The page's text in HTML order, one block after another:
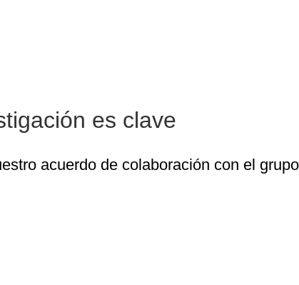
es clave
acuerdo de colaboración con el